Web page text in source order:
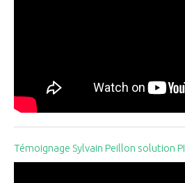
Témoignage Sylvain Peillon solution